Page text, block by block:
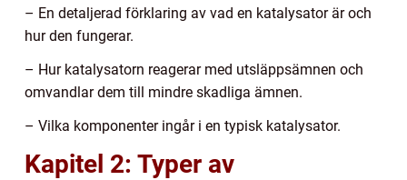
– En detaljerad förklaring av vad en katalysator är och
hur den fungerar.
– Hur katalysatorn reagerar med utsläppsämnen och
omvandlar dem till mindre skadliga ämnen.
– Vilka komponenter ingår i en typisk katalysator.
Kapitel 2: Typer av